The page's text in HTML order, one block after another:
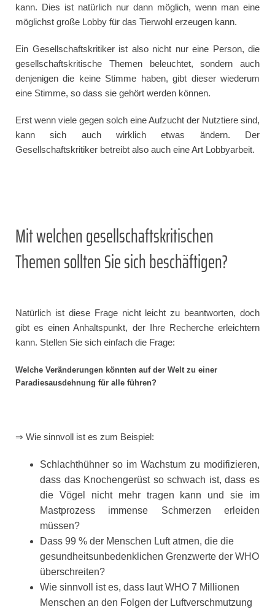
kann. Dies ist natürlich nur dann möglich, wenn man eine
möglichst große Lobby für das Tierwohl erzeugen kann.
Ein Gesellschaftskritiker ist also nicht nur eine Person, die
gesellschaftskritische Themen beleuchtet, sondern auch
denjenigen die keine Stimme haben, gibt dieser wiederum
eine Stimme, so dass sie gehört werden können.
Erst wenn viele gegen solch eine Aufzucht der Nutztiere sind,
kann sich auch wirklich etwas ändern. Der
Gesellschaftskritiker betreibt also auch eine Art Lobbyarbeit.
Mit welchen gesellschaftskritischen
Themen sollten Sie sich beschäftigen?
Natürlich ist diese Frage nicht leicht zu beantworten, doch
gibt es einen Anhaltspunkt, der Ihre Recherche erleichtern
kann. Stellen Sie sich einfach die Frage:
Welche Veränderungen könnten auf der Welt zu einer
Paradiesausdehnung für alle führen?
⇒ Wie sinnvoll ist es zum Beispiel:
Schlachthühner so im Wachstum zu modifizieren,
dass das Knochengerüst so schwach ist, dass es
die Vögel nicht mehr tragen kann und sie im
Mastprozess immense Schmerzen erleiden
müssen?
Dass 99 % der Menschen Luft atmen, die die
gesundheitsunbedenklichen Grenzwerte der WHO
überschreiten?
Wie sinnvoll ist es, dass laut WHO 7 Millionen
Menschen an den Folgen der Luftverschmutzung